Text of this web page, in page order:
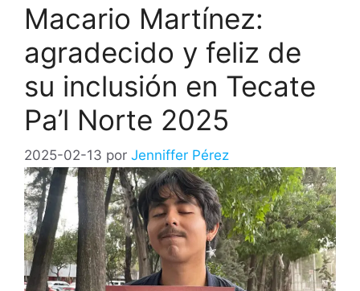
Macario Martínez:
agradecido y feliz de
su inclusión en Tecate
Pa’l Norte 2025
2025-02-13 por Jenniffer Pérez